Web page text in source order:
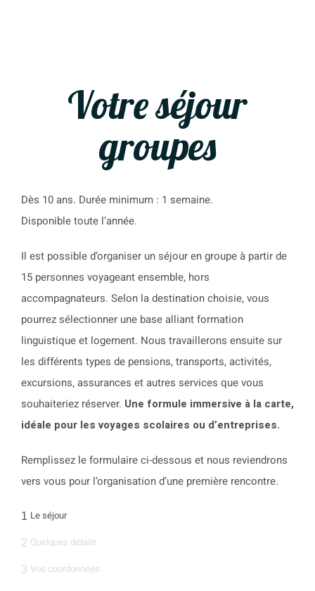
Votre séjour
groupes
Dès 10 ans. Durée minimum : 1 semaine.
Disponible toute l’année.
Il est possible d’organiser un séjour en groupe à partir de
15 personnes voyageant ensemble, hors
accompagnateurs. Selon la destination choisie, vous
pourrez sélectionner une base alliant formation
linguistique et logement. Nous travaillerons ensuite sur
les différents types de pensions, transports, activités,
excursions, assurances et autres services que vous
souhaiteriez réserver. Une formule immersive à la carte,
idéale pour les voyages scolaires ou d’entreprises.
Remplissez le formulaire ci-dessous et nous reviendrons
vers vous pour l’organisation d’une première rencontre.
1 Le séjour
2 Quelques détails
3 Vos coordonnées